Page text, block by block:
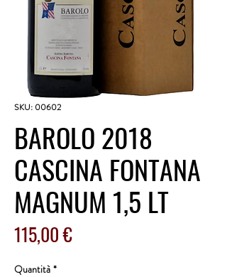
SKU: 00602
BAROLO 2018
CASCINA FONTANA
MAGNUM 1,5 LT
115,00 €Prezzo
Quantità *